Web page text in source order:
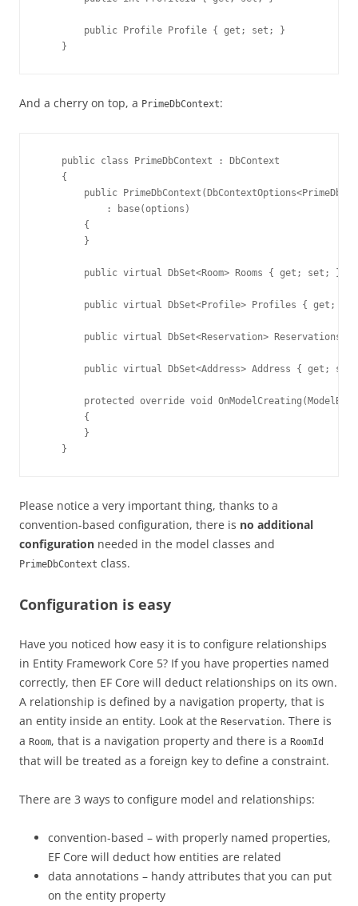
        public Profile Profile { get; set; }
    }
And a cherry on top, a PrimeDbContext:
    public class PrimeDbContext : DbContext
    {
public
            : base(options)
        {
        }
        public virtual DbSet<Room> Rooms { get; set; }
public virtual DbSet<Profile> Profiles { get;
public virtual DbSet<Reservation> Reservations {
public virtual DbSet<Address> Address { get;
protected override void
        {
        }
    }
Please notice a very important thing, thanks to a
convention-based configuration, there is no additional
configuration needed in the model classes and
PrimeDbContext class.
Configuration is easy
Have you noticed how easy it is to configure relationships
in Entity Framework Core 5? If you have properties named
correctly, then EF Core will deduct relationships on its own.
A relationship is defined by a navigation property, that is
an entity inside an entity. Look at the Reservation. There is
a Room, that is a navigation property and there is a RoomId
that will be treated as a foreign key to define a constraint.
There are 3 ways to configure model and relationships:
convention-based – with properly named properties,
EF Core will deduct how entities are related
data annotations – handy attributes that you can put
on the entity property